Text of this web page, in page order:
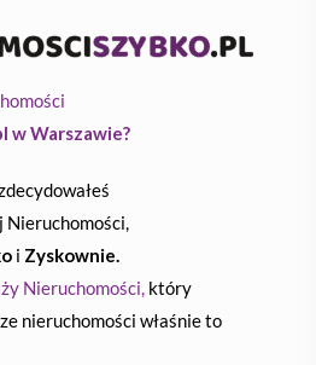
w Warszawie?
Nieruchomości,
i Zyskownie.
Nieruchomości, który
nieruchomości właśnie to